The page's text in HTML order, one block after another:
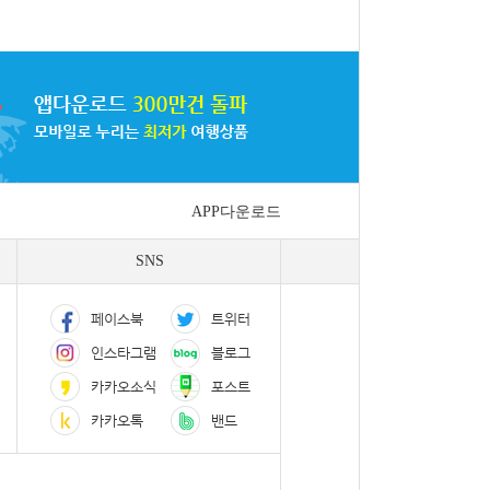
APP다운로드
SNS
페이스북 트위터
인스타그램 블로그
카카오소식 포스트
카카오톡 밴드